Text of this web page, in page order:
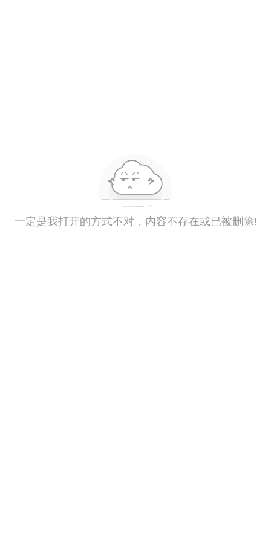
一定是我打开的方式不对，内容不存在或已被删除!